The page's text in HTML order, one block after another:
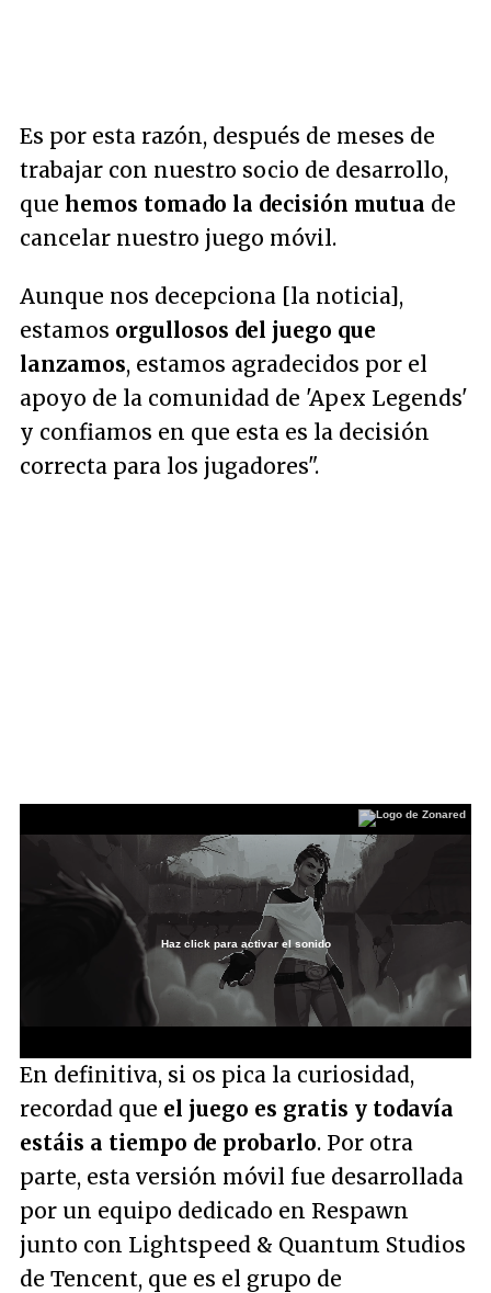
Es por esta razón, después de meses de
trabajar con nuestro socio de desarrollo,
que hemos tomado la decisión mutua de
cancelar nuestro juego móvil.
Aunque nos decepciona [la noticia],
estamos orgullosos del juego que
lanzamos, estamos agradecidos por el
apoyo de la comunidad de 'Apex Legends'
y confiamos en que esta es la decisión
correcta para los jugadores".
Unmute
Haz click para activar el sonido
En definitiva, si os pica la curiosidad,
recordad que el juego es gratis y todavía
estáis a tiempo de probarlo. Por otra
parte, esta versión móvil fue desarrollada
por un equipo dedicado en Respawn
junto con Lightspeed & Quantum Studios
de Tencent, que es el grupo de